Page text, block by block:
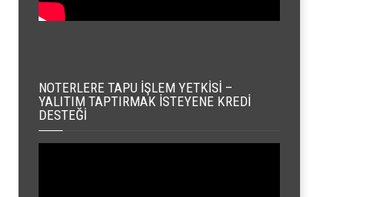
NOTERLERE TAPU İŞLEM YETKISI –
YALITIM TAPTIRMAK İSTEYENE KREDI
DESTEĞI